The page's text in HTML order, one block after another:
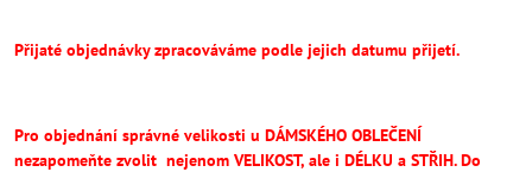
Přijaté objednávky zpracováváme podle jejich datumu přijetí.
Pro objednání správné velikosti u DÁMSKÉHO OBLEČENÍ
nezapomeňte zvolit nejenom VELIKOST, ale i DÉLKU a STŘIH.Do